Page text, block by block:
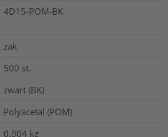
4D15-POM-BK
zak
500 st.
zwart (BK)
Polyacetal (POM)
0.004 kg